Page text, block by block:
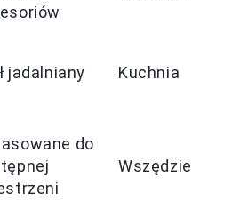
jadalniany Kuchnia
do
Wszędzie